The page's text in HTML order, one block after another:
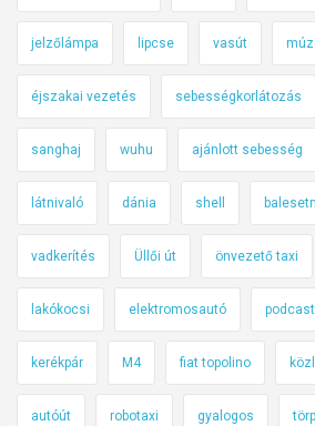
jelzőlámpa lipcse vasút
éjszakai vezetés sebességkorlátozás
sanghaj wuhu ajánlott sebesség
látnivaló dánia shell
vadkerítés Üllői út önvezető taxi
lakókocsi elektromosautó podcast
kerékpár M4 fiat topolino
autóút robotaxi gyalogos